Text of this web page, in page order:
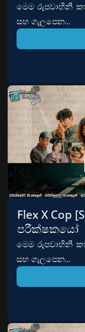
මෙම රුපවාහිනී
සහ ගැලපෙන...
Flex X Cop
පරීක්ෂකයෝ
මෙම රුපවාහිනී
සහ ගැලපෙන...